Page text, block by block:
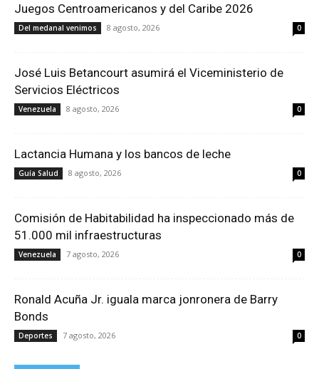
Juegos Centroamericanos y del Caribe 2026
Del medanal venimos 8 agosto, 2026 0
José Luis Betancourt asumirá el Viceministerio de
Servicios Eléctricos
Venezuela 8 agosto, 2026 0
Lactancia Humana y los bancos de leche
Guía Salud 8 agosto, 2026 0
Comisión de Habitabilidad ha inspeccionado más de
51.000 mil infraestructuras
Venezuela 7 agosto, 2026 0
Ronald Acuña Jr. iguala marca jonronera de Barry
Bonds
Deportes 7 agosto, 2026 0